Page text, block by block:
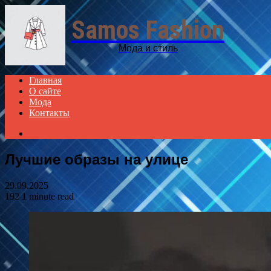
Samos Fashion
Мода и стиль
Главная
О сайте
Мода
Контакты
for
Лучшие образы на улице
29.09.2025
192 1 minute read